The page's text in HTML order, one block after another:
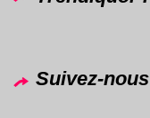
Suivez-